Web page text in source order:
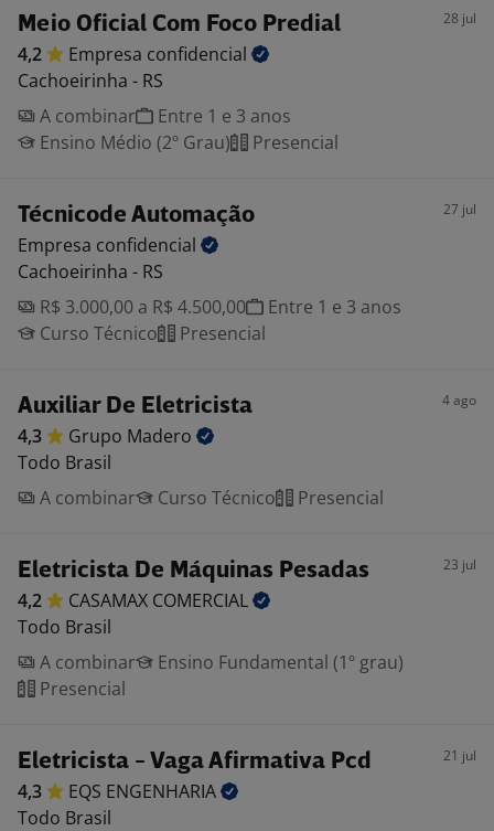
Meio Oficial Com Foco Predial 28 jul
4,2 Empresa confidencial
Cachoeirinha - RS
A combinar
Entre 1 e 3 anos
Ensino Médio (2º Grau)
Presencial
Técnicode Automação 27 jul
Empresa confidencial
Cachoeirinha - RS
R$ 3.000,00 a R$ 4.500,00
Entre 1 e 3 anos
Curso Técnico
Presencial
Auxiliar De Eletricista 4 ago
4,3 Grupo Madero
Todo Brasil
A combinar
Curso Técnico Presencial
Eletricista De Máquinas Pesadas 23 jul
4,2 CASAMAX COMERCIAL
Todo Brasil
A combinar
Ensino Fundamental (1º grau)
Presencial
Eletricista - Vaga Afirmativa Pcd 21 jul
4,3 EQS ENGENHARIA
Todo Brasil